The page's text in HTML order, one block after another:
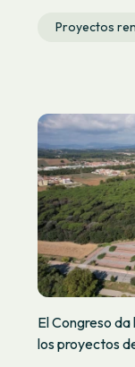
Proyectos
El Congreso
los proyectos